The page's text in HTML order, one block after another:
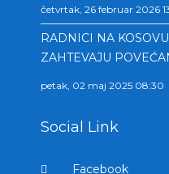
četvrtak, 26 februar 2026
RADNICI NA
ZAHTEVAJU
petak, 02 maj 2025 08:30
Social Link
Facebook